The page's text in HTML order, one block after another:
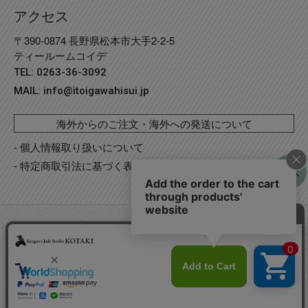
アクセス
〒390-0874 長野県松本市大手2-2-5
ティールームコイデ
TEL: 0263-36-3092
MAIL: info@itoigawahisui.jp
海外からのご注文・海外への発送について
- 個人情報取り扱いについて
- 特定商取引法に基づく表記
©